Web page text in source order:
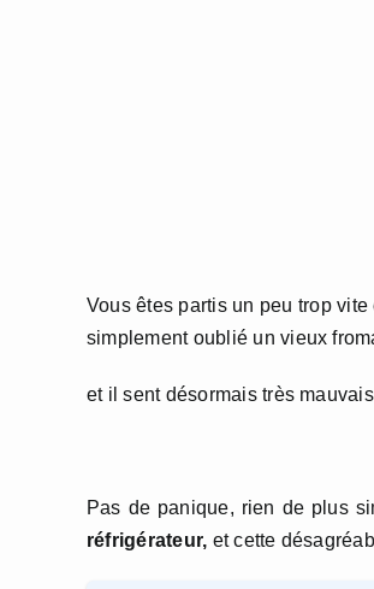
Vous êtes partis un peu trop
simplement oublié un vieux
et il sent désormais très
Pas de panique, rien de plus
réfrigérateur, et cette